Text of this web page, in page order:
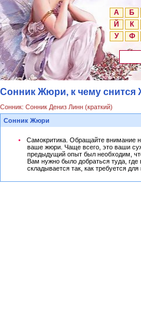
А Б
Й
К
У
Ф
Сонник Жюри, к чему
Сонник: Сонник Дениз Линн (краткий)
Сонник Жюри
Самокритика. Обращайте внимание
ваше жюри. Чаще всего, это ваши
предыдущий опыт был необходим,
Вам нужно было добраться туда,
складывается так, как требуется